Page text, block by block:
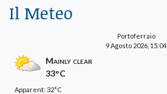
Il Meteo
Portoferraio
9 Agosto 2026, 15:04
Mainly clear
33°C
Apparent: 32°C